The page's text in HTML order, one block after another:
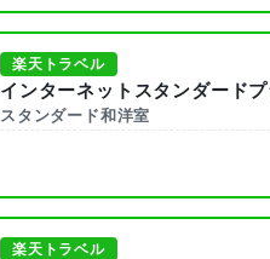
楽天トラベル
インターネットスタンダード
スタンダード和洋室
楽天トラベル